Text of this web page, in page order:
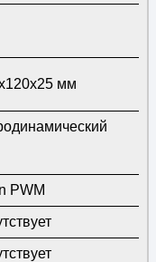
мм
PWM